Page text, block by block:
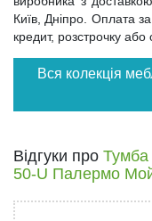
Київ, Дніпро. Оплата за
кредит, розстрочку
Вся колекція
Відгуки про Тумба
50-U Палермо